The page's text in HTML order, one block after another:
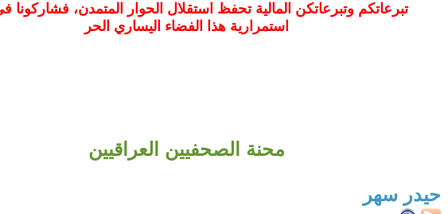
تبرعاتكم وتبرعاتكن المالية تحفظ استقلال الحوار المتمدن، فشاركونا
استمرارية هذا الفضاء اليساري الحر
محنة الصحفيين العراقيين
حيدر سهر